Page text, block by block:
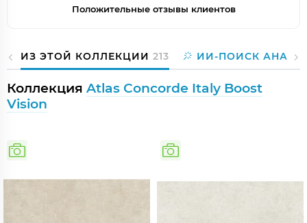
Положительные отзывы клиентов
ИЗ ЭТОЙ КОЛЛЕКЦИИ 213 ИИ-ПОИСК
Коллекция Atlas Concorde Italy Boost
Vision